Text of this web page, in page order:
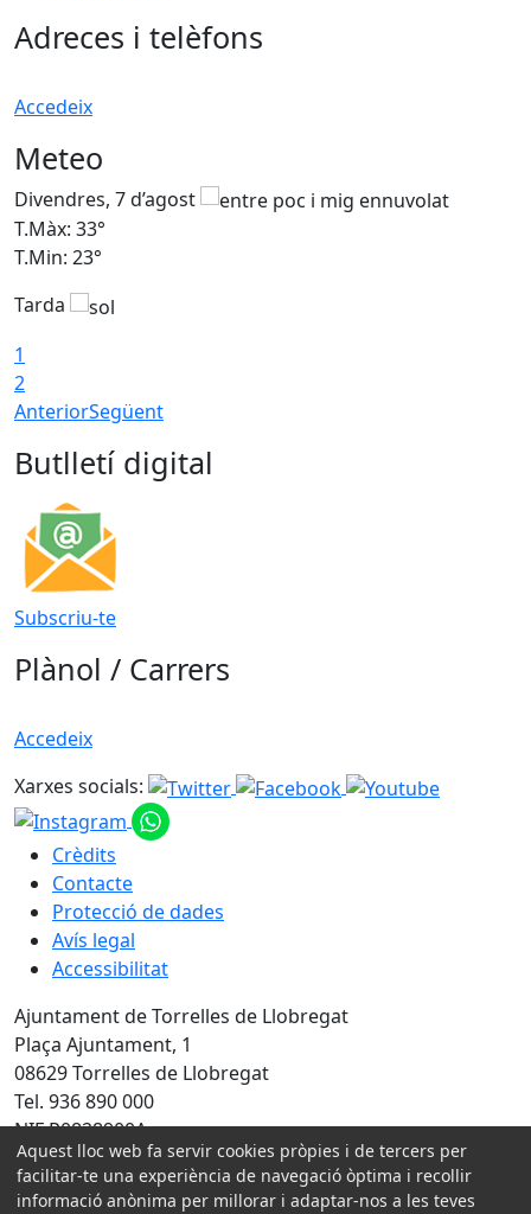
Adreces i telèfons
Accedeix
Meteo
Divendres, 7 d’agost
T.Màx: 33°
T.Min: 23°
Tarda
1
2
AnteriorSegüent
Butlletí digital
Subscriu-te
Plànol / Carrers
Accedeix
Xarxes socials:
Crèdits
Contacte
Protecció de dades
Avís legal
Accessibilitat
Ajuntament de Torrelles de Llobregat
Plaça Ajuntament, 1
08629 Torrelles de Llobregat
Tel. 936 890 000
NIF P0828900A
Amb la col·laboració de:
Aquest lloc web fa servir cookies pròpies i de tercers per
facilitar-te una experiència de navegació òptima i recollir
informació anònima per millorar i adaptar-nos a les teves